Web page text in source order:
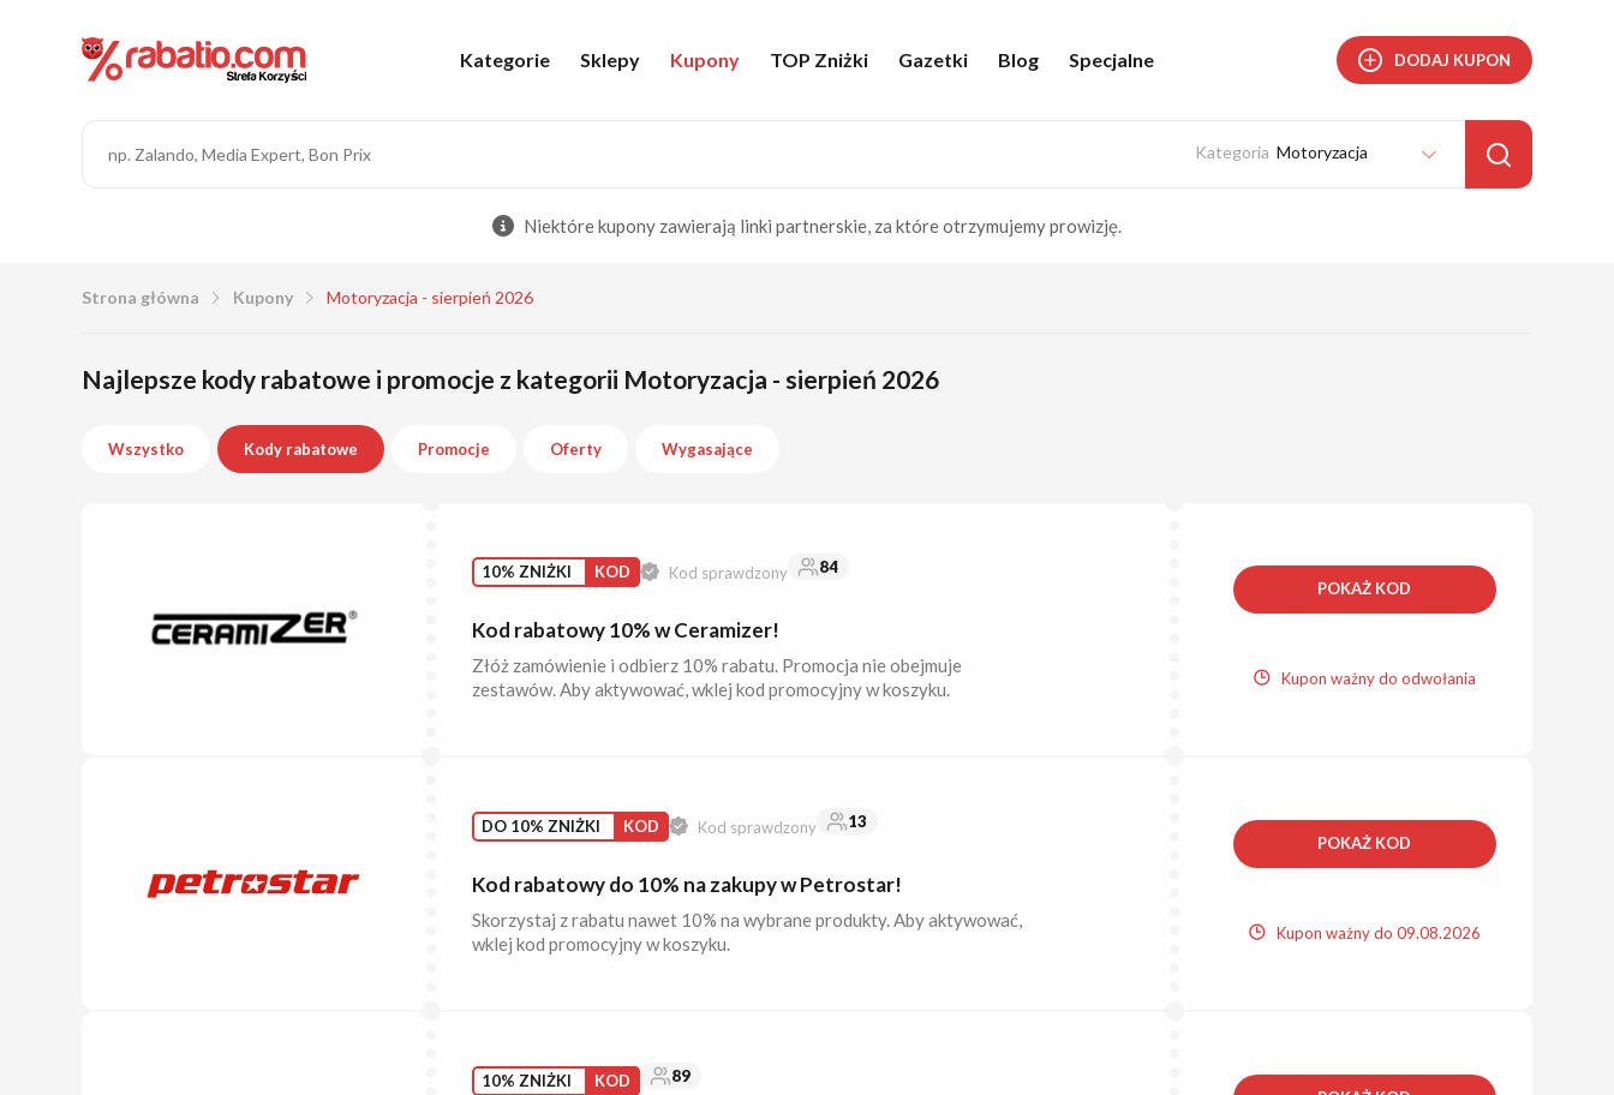
Kategorie Sklepy Kupony TOP Zniżki Gazetki Blog Specjalne DODAJ KUPON
Motoryzacja
Niektóre kupony zawierają linki partnerskie, za które otrzymujemy prowizję.
Strona główna Kupony Motoryzacja - sierpień 2026
Najlepsze kody rabatowe i promocje z kategorii Motoryzacja - sierpień 2026
Wszystko Kody rabatowe Promocje Oferty Wygasające
10% ZNIŻKI KOD Kod sprawdzony 84
Kod rabatowy 10% w Ceramizer!
Złóż zamówienie i odbierz 10% rabatu. Promocja nie obejmuje
zestawów. Aby aktywować, wklej kod promocyjny w koszyku.
POKAŻ KOD
Kupon ważny do odwołania
DO 10% ZNIŻKI KOD Kod sprawdzony 13
Kod rabatowy do 10% na zakupy w Petrostar!
Skorzystaj z rabatu nawet 10% na wybrane produkty. Aby aktywować,
wklej kod promocyjny w koszyku.
POKAŻ KOD
Kupon ważny do 09.08.2026
10% ZNIŻKI KOD 89